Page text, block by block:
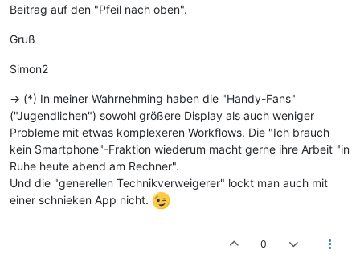
Beitrag auf den "Pfeil nach oben".
Gruß
Simon2
-> (*) In meiner Wahrnehming haben die "Handy-Fans"
("Jugendlichen") sowohl größere Display als auch weniger
Probleme mit etwas komplexeren Workflows. Die "Ich brauch
kein Smartphone"-Fraktion wiederum macht gerne ihre Arbeit "in
Ruhe heute abend am Rechner".
Und die "generellen Technikverweigerer" lockt man auch mit
einer schnieken App nicht.
0